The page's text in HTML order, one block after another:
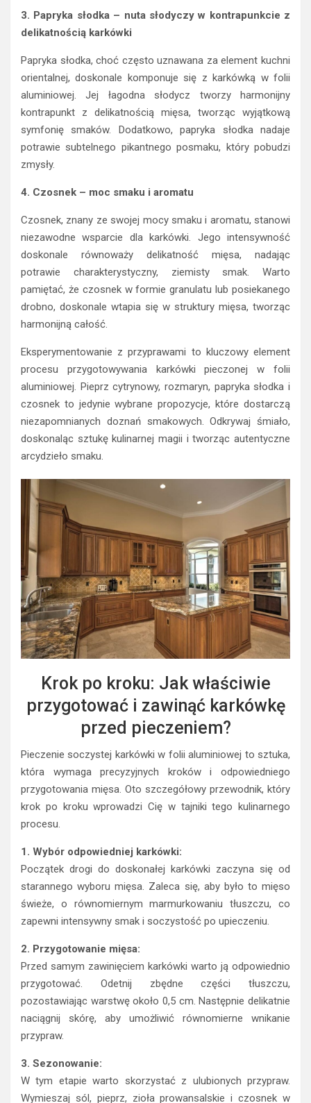
3. Papryka słodka – nuta słodyczy w kontrapunkcie z
delikatnością karkówki
Papryka słodka, choć często uznawana za element kuchni
orientalnej, doskonale komponuje się z karkówką w folii
aluminiowej. Jej łagodna słodycz tworzy harmonijny
kontrapunkt z delikatnością mięsa, tworząc wyjątkową
symfonię smaków. Dodatkowo, papryka słodka nadaje
potrawie subtelnego pikantnego posmaku, który pobudzi
zmysły.
4. Czosnek – moc smaku i aromatu
Czosnek, znany ze swojej mocy smaku i aromatu, stanowi
niezawodne wsparcie dla karkówki. Jego intensywność
doskonale równoważy delikatność mięsa, nadając
potrawie charakterystyczny, ziemisty smak. Warto
pamiętać, że czosnek w formie granulatu lub posiekanego
drobno, doskonale wtapia się w struktury mięsa, tworząc
harmonijną całość.
Eksperymentowanie z przyprawami to kluczowy element
procesu przygotowywania karkówki pieczonej w folii
aluminiowej. Pieprz cytrynowy, rozmaryn, papryka słodka i
czosnek to jedynie wybrane propozycje, które dostarczą
niezapomnianych doznań smakowych. Odkrywaj śmiało,
doskonaląc sztukę kulinarnej magii i tworząc autentyczne
arcydzieło smaku.
Krok po kroku: Jak właściwie
przygotować i zawinąć karkówkę
przed pieczeniem?
Pieczenie soczystej karkówki w folii aluminiowej to sztuka,
która wymaga precyzyjnych kroków i odpowiedniego
przygotowania mięsa. Oto szczegółowy przewodnik, który
krok po kroku wprowadzi Cię w tajniki tego kulinarnego
procesu.
1. Wybór odpowiedniej karkówki:
Początek drogi do doskonałej karkówki zaczyna się od
starannego wyboru mięsa. Zaleca się, aby było to mięso
świeże, o równomiernym marmurkowaniu tłuszczu, co
zapewni intensywny smak i soczystość po upieczeniu.
2. Przygotowanie mięsa:
Przed samym zawinięciem karkówki warto ją odpowiednio
przygotować. Odetnij zbędne części tłuszczu,
pozostawiając warstwę około 0,5 cm. Następnie delikatnie
naciągnij skórę, aby umożliwić równomierne wnikanie
przypraw.
3. Sezonowanie:
W tym etapie warto skorzystać z ulubionych przypraw.
Wymieszaj sól, pieprz, zioła prowansalskie i czosnek w